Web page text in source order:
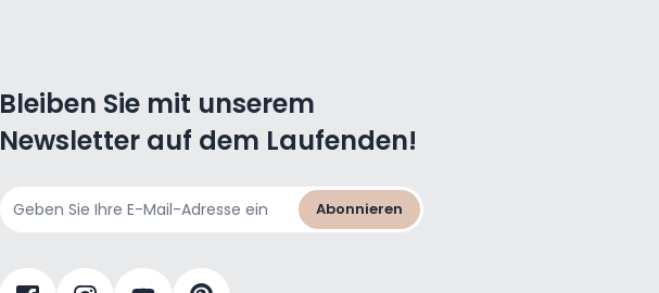
Bleiben Sie mit unserem
Newsletter auf dem Laufenden!
Abonnieren